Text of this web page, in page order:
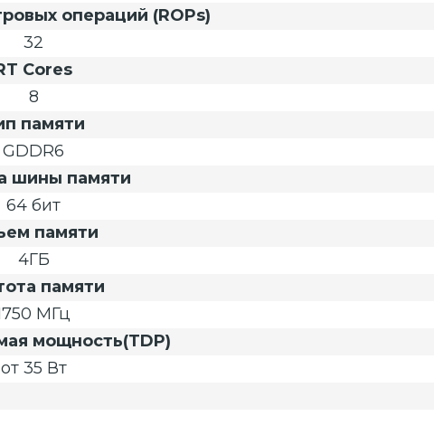
операций (ROPs)
32
Cores
8
памяти
GDDR6
шины памяти
64 бит
памяти
4ГБ
памяти
МГц
мощность(TDP)
от 35 Вт